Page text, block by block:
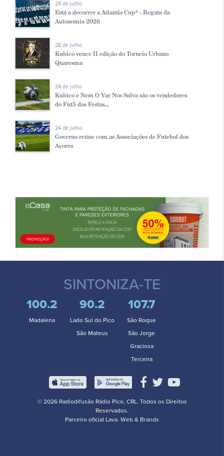
29 de julho
Está a decorrer a Atlantis Cup® - Regata da
Autonomia 2026
28 de julho
Kubico vence II edição do Torneio Urbano
Quaresma
24 de julho
Kubico e Nem O Var Nos Salva são os vendedores
do Fut5 das Festas...
24 de julho
Governo reúne com as Associações de Futebol dos
Açores
SINTONIZA-TE
100.2
Madalena
90.2
Lado Sul do Pico
São Mateus
107.7
São Roque
São Jorge
Graciosa
Terceira
© 2026 Radiodifusão Rádio Pico, CRL. Todos os Direitos
Reservados.
Parceiro oficial Lava. Web & Brands